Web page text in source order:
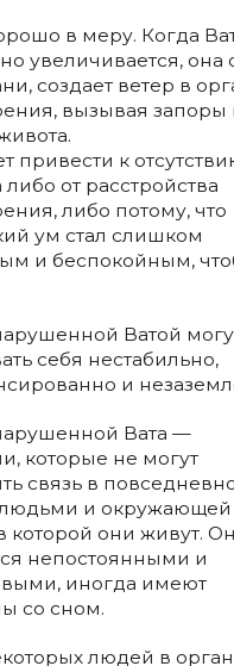
в меру. Когда
увеличивается, она
создает ветер в
вызывая запоры
привести к
либо от расстройства
либо потому, что
ум стал слишком
и беспокойным,
Ватой
себя нестабильно,
и
Вата —
которые не могут
связь в
и окружающей
которой они живут.
непостоянными и
иногда имеют
со сном.
людей в